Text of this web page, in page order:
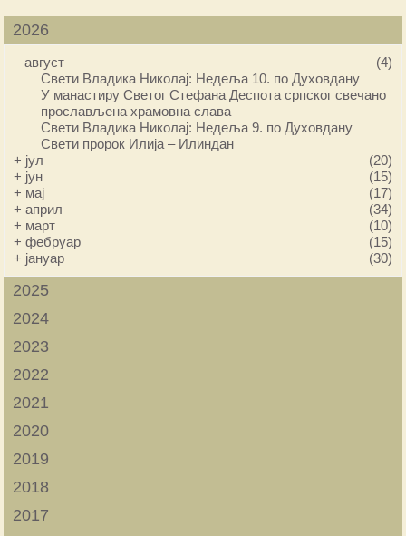
2026
–август
(4)
Свети Владика Николај: Недеља 10. по Духовдану
У манастиру Светог Стефана Деспота српског свечано
прослављена храмовна слава
Свети Владика Николај: Недеља 9. по Духовдану
Свети пророк Илија – Илиндан
+ јул
(20)
+ јун
(15)
+ мај
(17)
+април
(34)
+ март
(10)
+фебруар
(15)
+ јануар (30)
2025
2024
2023
2022
2021
2020
2019
2018
2017